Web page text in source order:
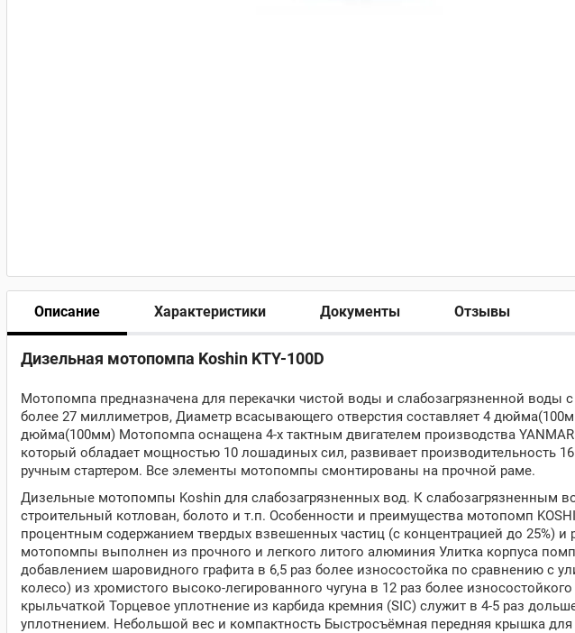
Описание Характеристики Документы Отзывы
Дизельная мотопомпа Koshin KTY-100D
Мотопомпа предназначена для перекачки чистой воды и слабозагрязненной воды
более 27 миллиметров, Диаметр всасывающего отверстия составляет 4
дюйма(100мм) Мотопомпа оснащена 4-х тактным двигателем производства
который обладает мощностью 10 лошадиных сил, развивает производительность
ручным стартером. Все элементы мотопомпы смонтированы на прочной раме.
Дизельные мотопомпы Koshin для слабозагрязненных вод. К слабозагрязненным
строительный котлован, болото и т.п. Особенности и преимущества мотопомп
процентным содержанием твердых взвешенных частиц (с концентрацией до 25%)
мотопомпы выполнен из прочного и легкого литого алюминия Улитка корпуса
добавлением шаровидного графита в 6,5 раз более износостойка по сравнению с
колесо) из хромистого высоко-легированного чугуна в 12 раз более
крыльчаткой Торцевое уплотнение из карбида кремния (SIC) служит в 4-5 раз
уплотнением. Небольшой вес и компактность Быстросъёмная передняя крышка